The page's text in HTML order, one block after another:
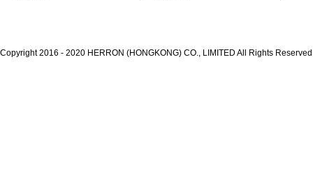
Copyright 2016 - 2020 HERRON (HONGKONG) CO., LIMITED All Rights